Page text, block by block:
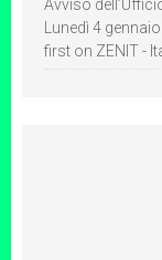
Avviso
Lunedì 4
first on ZENIT -